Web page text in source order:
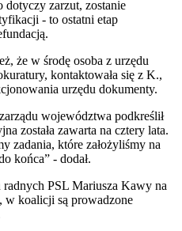
dotyczy zarzut, zostanie
- to ostatni etap
że w środę osoba z urzędu
kontaktowała się z K.,
urzędu dokumenty.
województwa podkreślił
została zawarta na cztery lata.
zadania, które założyliśmy na
końca” - dodał.
radnych PSL Mariusza Kawy na
w koalicji są prowadzone